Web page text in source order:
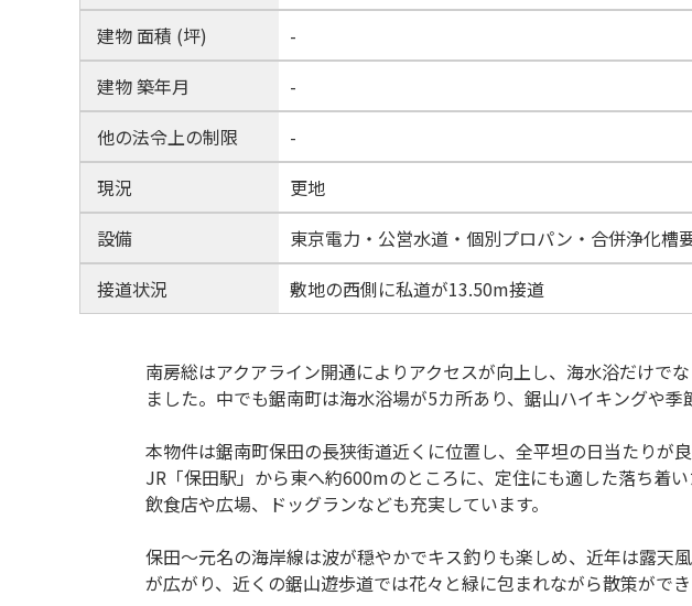
建物 面積 (坪)
-
建物 築年月
-
他の法令上の制限
-
現況
更地
設備
東京電力・公営水道・個別プロパン・合併浄化槽
接道状況
敷地の西側に私道が13.50m接道
南房総はアクアライン開通によりアクセスが向上し、海水浴だけで
ました。中でも鋸南町は海水浴場が5カ所あり、鋸山ハイキングや
本物件は鋸南町保田の長狭街道近くに位置し、全平坦の日当たりが
JR「保田駅」から東へ約600mのところに、定住にも適した落ち着
飲食店や広場、ドッグランなども充実しています。
保田〜元名の海岸線は波が穏やかでキス釣りも楽しめ、近年は露天
が広がり、近くの鋸山遊歩道では花々と緑に包まれながら散策ができ